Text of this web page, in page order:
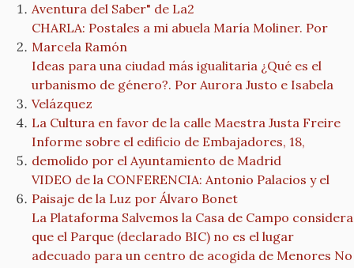
Aventura del Saber" de La2
CHARLA: Postales a mi abuela María Moliner. Por
Marcela Ramón
Ideas para una ciudad más igualitaria ¿Qué es el
urbanismo de género?. Por Aurora Justo e Isabela
Velázquez
La Cultura en favor de la calle Maestra Justa Freire
Informe sobre el edificio de Embajadores, 18,
demolido por el Ayuntamiento de Madrid
VIDEO de la CONFERENCIA: Antonio Palacios y el
Paisaje de la Luz por Álvaro Bonet
La Plataforma Salvemos la Casa de Campo considera
que el Parque (declarado BIC) no es el lugar
adecuado para un centro de acogida de Menores No